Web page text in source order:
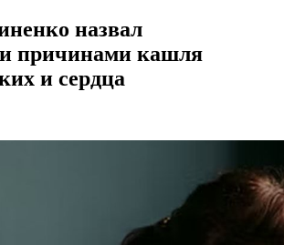
назвал
причинами кашля
и сердца